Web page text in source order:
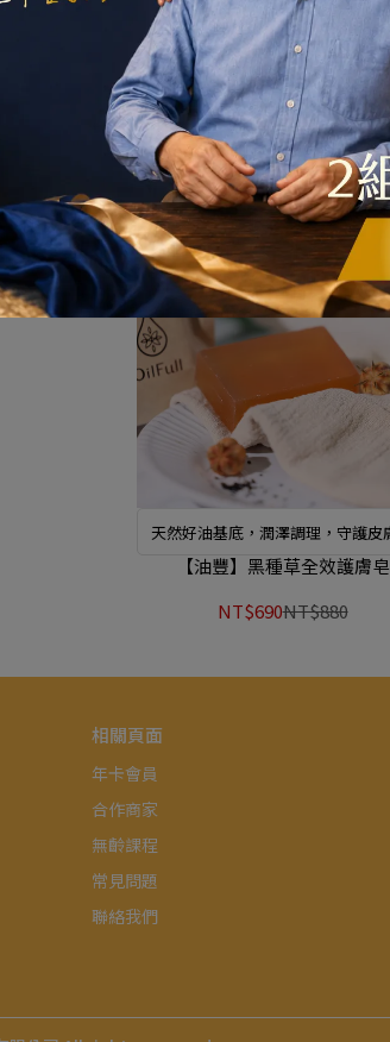
使用前請務必閱讀
★沙棘油製品可能會有染色的情形
覺得肌膚出現橘黃色，是天然沙棘
顏色，是正常的，肌膚會慢慢吸收
復成原本的膚色。
【油豐】沙棘保養滋潤皂
NT$690NT$880
天然好油基底，潤澤調理，守護皮
【油豐】黑種草全效護膚皂
NT$690NT$880
相關頁面
年卡會員
合作商家
無齡課程
常見問題
聯絡我們